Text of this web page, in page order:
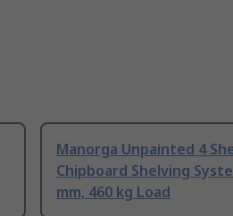
Manorga Unpainted 4
Chipboard Shelving
mm, 460 kg Load